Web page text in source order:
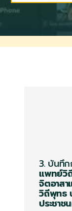
3. บันทึ
แพทย์วิ
จิตอาส
วิถีพุทธ
ประชา